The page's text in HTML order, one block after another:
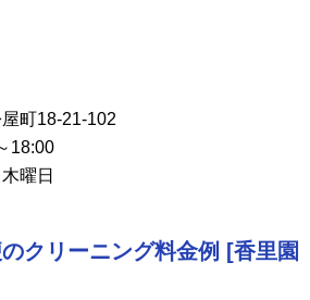
屋町18-21-102
18:00
曜日
クリーニング料金例 [香里園